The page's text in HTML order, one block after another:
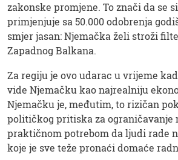
zakonske promjene. To znači da se
primjenjuje sa 50.000 odobrenja
smjer jasan: Njemačka želi stroži
Zapadnog Balkana.
Za regiju je ovo udarac u vrijeme
vide Njemačku kao najrealniju
Njemačku je, međutim, to rizičan
političkog pritiska za ograničavanje
praktičnom potrebom da ljudi rade
koje je sve teže pronaći domaće